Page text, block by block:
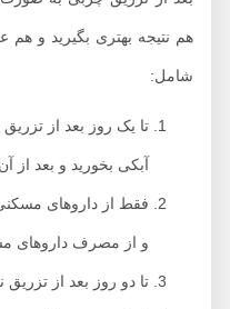
هم نتیجه بهتری بگیرید و هم
شامل:
تا یک روز بعد از تزریق
آبکی بخورید و بعد از آن
فقط از داروهای مسکنی
و از مصرف داروهای مسکن
تا دو روز بعد از تزریق